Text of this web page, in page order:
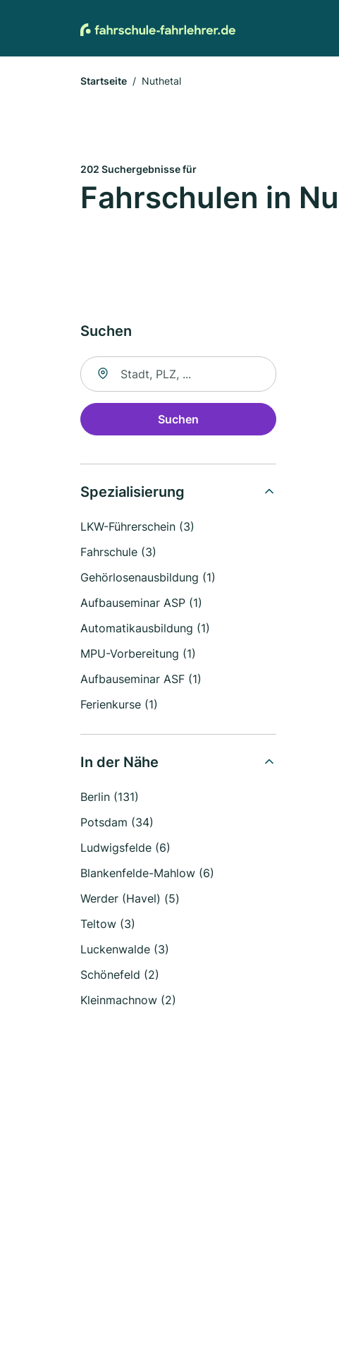
Startseite Nuthetal
202 Suchergebnisse für
Fahrschulen in
Suchen
Suche nach Ort
Suchen
Spezialisierung
LKW-Führerschein (3)
Fahrschule (3)
Gehörlosenausbildung (1)
Aufbauseminar ASP (1)
Automatikausbildung (1)
MPU-Vorbereitung (1)
Aufbauseminar ASF (1)
Ferienkurse (1)
In der Nähe
Berlin (131)
Potsdam (34)
Ludwigsfelde (6)
Blankenfelde-Mahlow (6)
Werder (Havel) (5)
Teltow (3)
Luckenwalde (3)
Schönefeld (2)
Kleinmachnow (2)